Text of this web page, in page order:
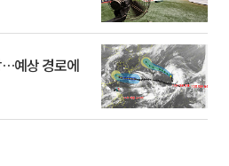
예상 경로에